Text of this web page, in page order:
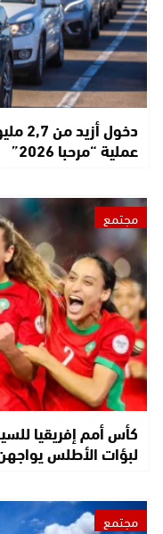
عملية “مرحبا 2026”
مجتمع
لبؤات الأطلس
مجتمع